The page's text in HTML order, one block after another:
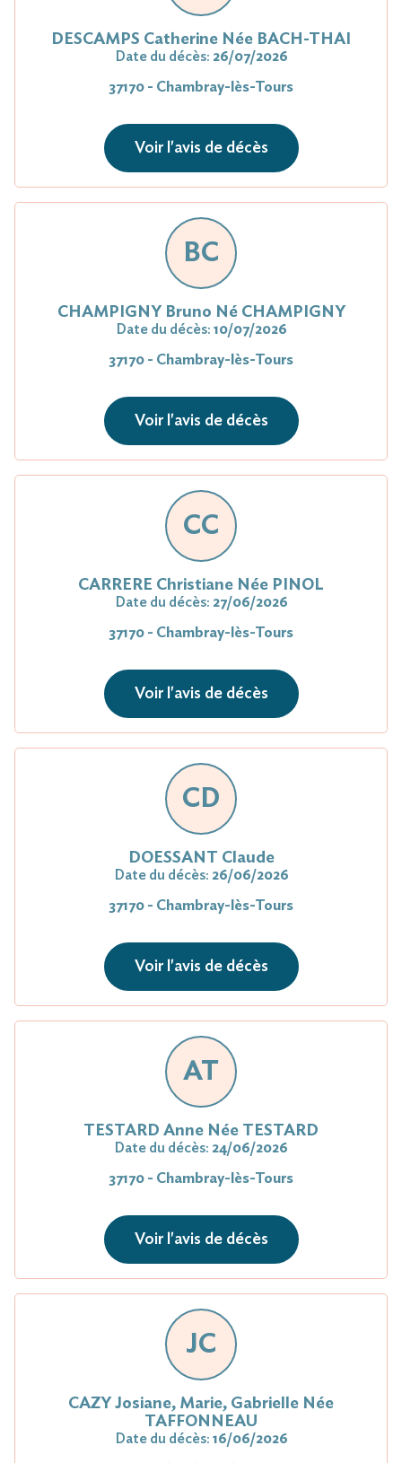
DESCAMPS Catherine Née BACH-THAI
Date du décès: 26/07/2026
37170 - Chambray-lès-Tours
Voir l'avis de décès
BC
CHAMPIGNY Bruno Né CHAMPIGNY
Date du décès: 10/07/2026
37170 - Chambray-lès-Tours
Voir l'avis de décès
CC
CARRERE Christiane Née PINOL
Date du décès: 27/06/2026
37170 - Chambray-lès-Tours
Voir l'avis de décès
CD
DOESSANT Claude
Date du décès: 26/06/2026
37170 - Chambray-lès-Tours
Voir l'avis de décès
AT
TESTARD Anne Née TESTARD
Date du décès: 24/06/2026
37170 - Chambray-lès-Tours
Voir l'avis de décès
JC
CAZY Josiane, Marie, Gabrielle Née
TAFFONNEAU
Date du décès: 16/06/2026